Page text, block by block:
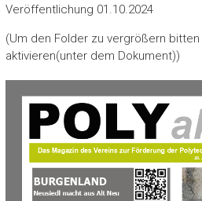
Veröffentlichung 01.10.2024
(Um den Folder zu vergrößern
aktivieren(unter dem Dokument))